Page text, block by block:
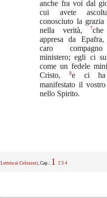
anche fra voi dal
cui avete
conosciuto la
nella verità,7
appresa da Epafra,
caro
ministero; egli ci
come un fedele
Cristo,
8e ci ha
manifestato il
nello Spirito.
Lettera ai Colossesi, Cap.: 1 2 3 4